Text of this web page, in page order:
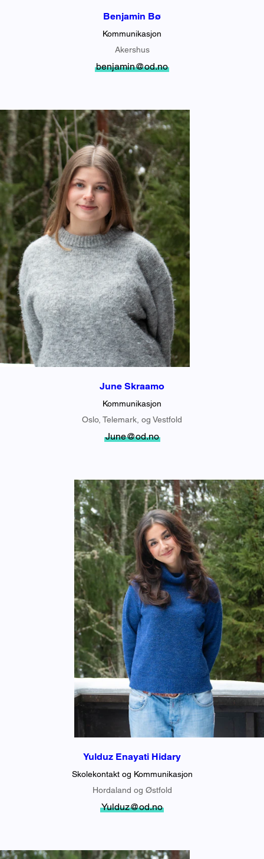
Benjamin Bø
Kommunikasjon
Akershus
benjamin@od.no
June Skraamo
Kommunikasjon
Oslo, Telemark, og Vestfold
June@od.no
Yulduz Enayati Hidary
Skolekontakt og Kommunikasjon
Hordaland og Østfold
Yulduz@od.no